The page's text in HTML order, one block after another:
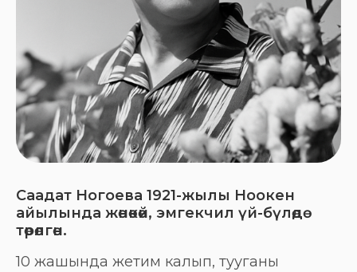
Саадат Ногоева 1921-жылы Ноокен
айылында жөнөкөй, эмгекчил үй-бүлөдө
төрөлгөн.
10 жашында жетим калып, тууганы